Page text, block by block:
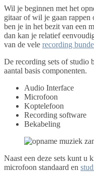
Wil je beginnen met het
gitaar of wil je gaan rappen
ben je in het bezit van een
dan kan je relatief
van de vele recording
De recording sets of studio
aantal basis componenten.
Audio Interface
Microfoon
Koptelefoon
Recording software
Bekabeling
Naast een deze sets kunt u
microfoon standaard en